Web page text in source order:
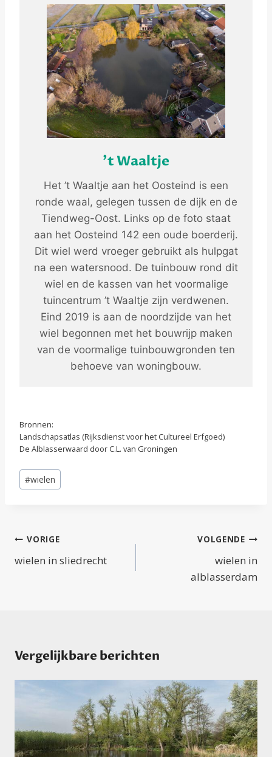
’t Waaltje
Het ’t Waaltje aan het Oosteind is een
ronde waal, gelegen tussen de dijk en de
Tiendweg-Oost. Links op de foto staat
aan het Oosteind 142 een oude boerderij.
Dit wiel werd vroeger gebruikt als hulpgat
na een watersnood. De tuinbouw rond dit
wiel en de kassen van het voormalige
tuincentrum ’t Waaltje zijn verdwenen.
Eind 2019 is aan de noordzijde van het
wiel begonnen met het bouwrijp maken
van de voormalige tuinbouwgronden ten
behoeve van woningbouw.
Bronnen:
Landschapsatlas (Rijksdienst voor het Cultureel Erfgoed)
De Alblasserwaard door C.L. van Groningen
Bericht
tags:
#wielen
Bericht
navigatie
VORIGE
wielen in sliedrecht
VOLGENDE
wielen in
alblasserdam
Vergelijkbare berichten